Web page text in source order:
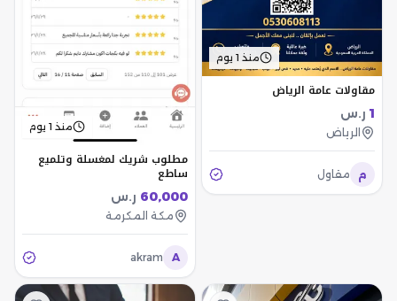
منذ 1 يوم
مقاولات عامة الرياض
1 ر.س
الرياض
م مقاول
منذ 1 يوم
مطلوب شريك لمغسلة وتلميع
ساطع
60,000 ر.س
مكة المكرمة
A
akram